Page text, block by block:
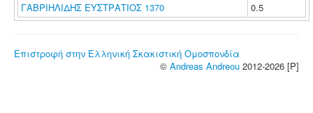
ΓΑΒΡΙΗΛΙΔΗΣ ΕΥΣΤΡΑΤΙΟΣ 1370 0.5
Επιστροφή στην Ελληνική Σκακιστική Ομοσπονδία
© Andreas Andreou 2012-2026 [P]